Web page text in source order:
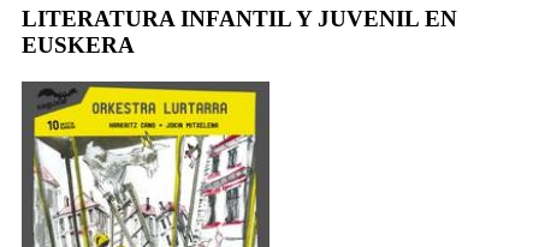
LITERATURA INFANTIL Y JUVENIL EN
EUSKERA